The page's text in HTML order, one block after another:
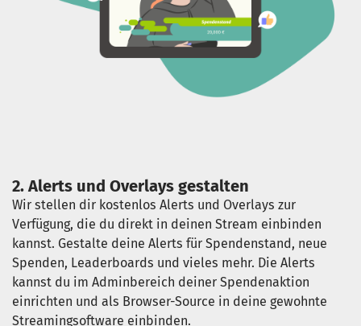
2. Alerts und Overlays gestalten
Wir stellen dir kostenlos Alerts und Overlays zur
Verfügung, die du direkt in deinen Stream einbinden
kannst. Gestalte deine Alerts für Spendenstand, neue
Spenden, Leaderboards und vieles mehr. Die Alerts
kannst du im Adminbereich deiner Spendenaktion
einrichten und als Browser-Source in deine gewohnte
Streamingsoftware einbinden.